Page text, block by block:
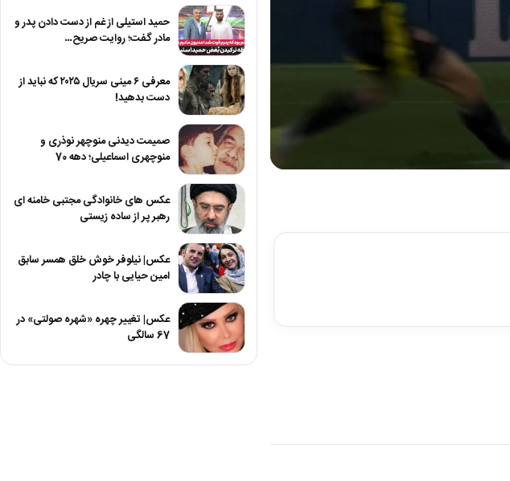
90%
حمید استیلی از غم از دست دادن پدر و
مادر گفت؛ روایت صریح…
معرفی ۶ مینی سریال ۲۰۲۵ که نباید از
دست بدهید!
صمیمت دیدنی منوچهر نوذری و
منوچهری اسماعیلی؛ دهه 70
عکس های خانوادگی مجتبی خامنه ای
رهبر پر از ساده زیستی
عکس| نیلوفر خوش خلق همسر سابق
امین حیایی با چادر
عکس| تغییر چهره «شهره صولتی» در
67 سالگی